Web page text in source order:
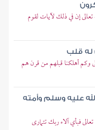
إن في ذلك لآيات لقوم
له قلب
وكم أهلكنا قبلهم من قرن هم
عليه وسلم وأمته
فبأي آلاء ربك تتمارى